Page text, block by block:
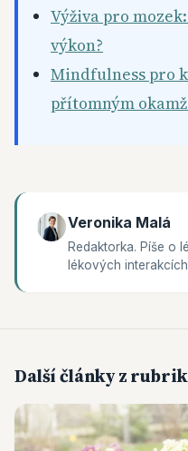
Výživa pro
výkon?
Mindfulness pro
přítomným
Veronika Malá
Redaktorka. Píše o
lékových
Další články z